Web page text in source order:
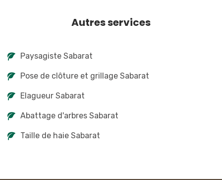
Autres services
Paysagiste Sabarat
Pose de clôture et grillage Sabarat
Elagueur Sabarat
Abattage d'arbres Sabarat
Taille de haie Sabarat